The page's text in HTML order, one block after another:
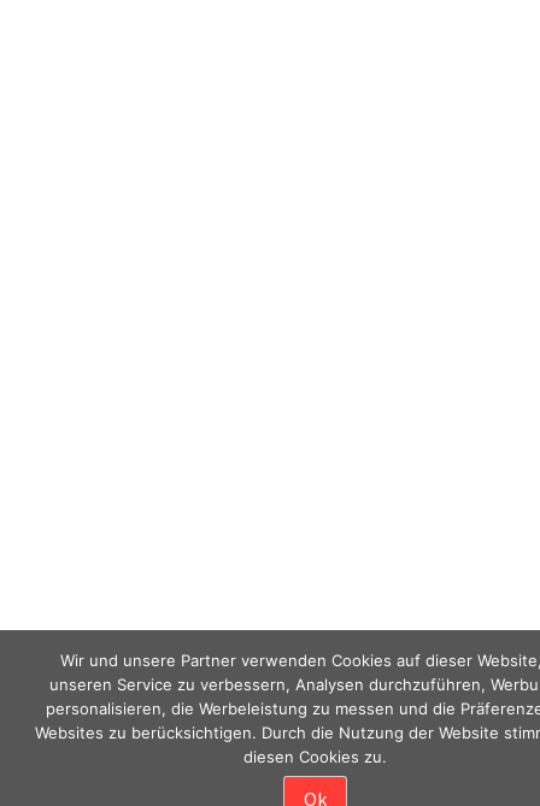
Wir und unsere Partner verwenden Cookies auf dieser
unseren Service zu verbessern, Analysen durchzuführen,
personalisieren, die Werbeleistung zu messen und die
Websites zu berücksichtigen. Durch die Nutzung der Website
diesen Cookies zu.
Ok